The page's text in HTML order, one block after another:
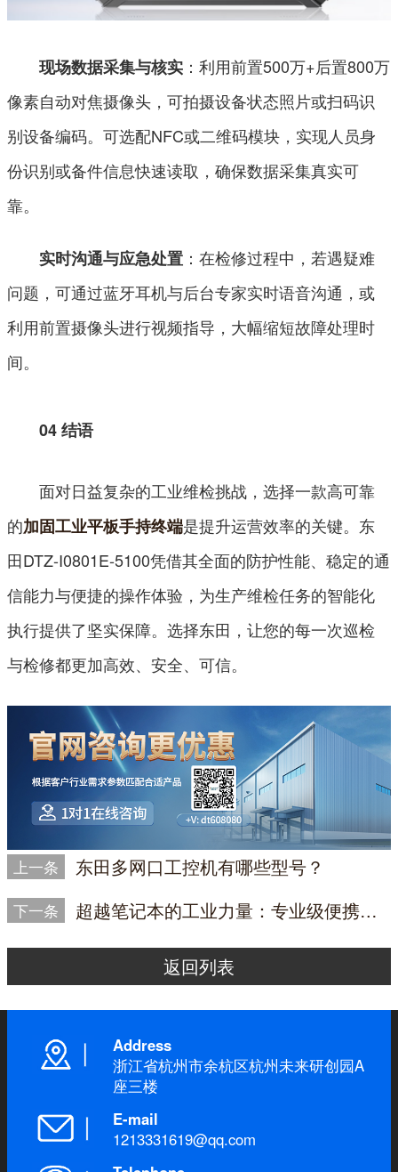
现场数据采集与核实 ：利用前置500万+后置800万
像素自动对焦摄像头，可拍摄设备状态照片或扫码识
别设备编码。可选配NFC或二维码模块，实现人员身
份识别或备件信息快速读取，确保数据采集真实可
靠。
实时沟通与应急处置 ：在检修过程中，若遇疑难
问题，可通过蓝牙耳机与后台专家实时语音沟通，或
利用前置摄像头进行视频指导，大幅缩短故障处理时
间。
04 结语
面对日益复杂的工业维检挑战，选择一款高可靠
的加固工业平板手持终端是提升运营效率的关键。东
田DTZ-I0801E-5100凭借其全面的防护性能、稳定的通
信能力与便捷的操作体验，为生产维检任务的智能化
执行提供了坚实保障。选择东田，让您的每一次巡检
与检修都更加高效、安全、可信。
上一条 东田多网口工控机有哪些型号？
下一条 超越笔记本的工业力量：专业级便携式加固计算机
返回列表
Address
浙江省杭州市余杭区杭州未来研创园A
座三楼
E-mail
1213331619@qq.com